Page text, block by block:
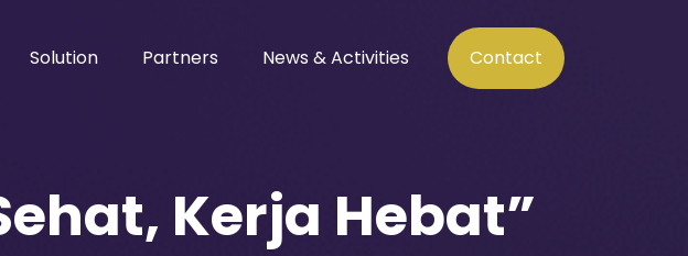
Solution Partners News & Activities Contact
Kerja Hebat”